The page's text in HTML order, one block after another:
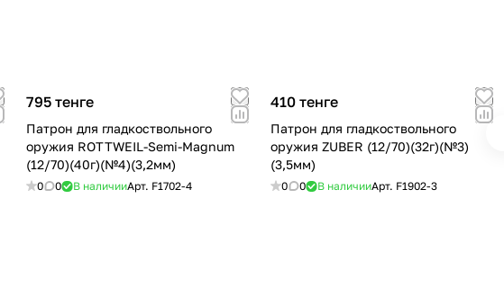
795 тенге
Патрон для гладкоствольного
оружия ROTTWEIL-Semi-Magnum
(12/70)(40г)(№4)(3,2мм)
0 0 В наличииАрт. F1702-4
410 тенге
Патрон для гладкоствольного
оружия ZUBER (12/70)(32г)(№3)
(3,5мм)
0 0 В наличииАрт. F1902-3